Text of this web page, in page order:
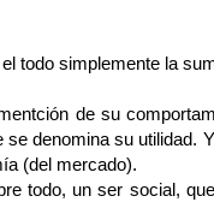
todo simplemente la
de su
denomina su utilidad.
(del mercado).
todo, un ser social,